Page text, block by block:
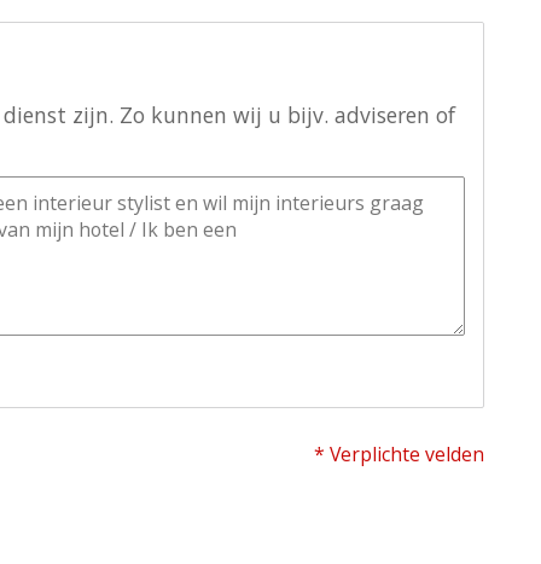
zijn. Zo kunnen wij u bijv. adviseren of
* Verplichte velden